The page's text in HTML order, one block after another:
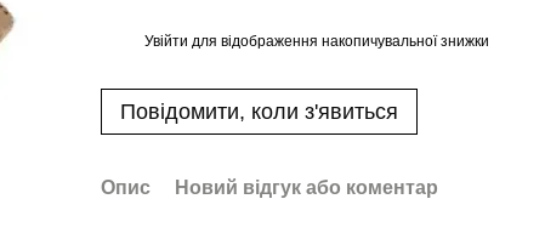
Увійти для відображення накопичувальної знижки
Повідомити, коли з'явиться
Опис Новий відгук або коментар